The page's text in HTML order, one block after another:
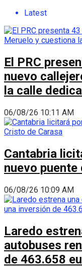
Latest
El PRC
nuevo
la calle
06/08/26 10:11 AM
Cantabria
nuevo
06/08/26 10:09 AM
Laredo
autobuses
de 463.658